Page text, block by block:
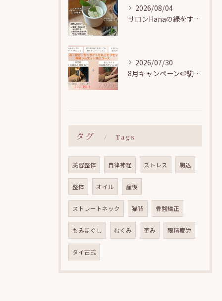
2026/08/04
サロンHanaの緑をすくすく育てる🌱駒込で観葉植物の「水挿し」に挑戦中！
2026/07/30
8月キャンペーン🍉駒込駅近【むくみ・疲労・セルライトを丸ごとリセット！美脚シルエット矯正コース】
タグ Tags
美容整体 自律神経 ストレス 駒込
整体 オイル 産後
ストレートネック 猫背 骨盤矯正
もみほぐし むくみ 歪み 眼精疲労
タイ古式